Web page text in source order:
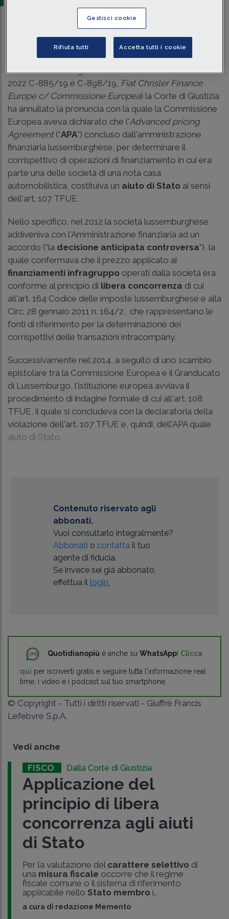
Ascolta la news
Tempo di lettura12 min.
A conclusione dei giudizi riuniti (C.Giust. UE 8 novembre
2022 C-885/19 e C-898/19, Fiat Chrisler Finance
Europe c/ Commissione Europea) la Corte di Giustizia
ha annullato la pronuncia con la quale la Commissione
Europea aveva dichiarato che l'Advanced pricing
Agreement (“APA”) concluso dall'amministrazione
finanziaria lussemburghese, per determinare il
corrispettivo di operazioni di finanziamento in cui era
parte una delle società di una nota casa
automobilistica, costituiva un aiuto di Stato ai sensi
dell'art. 107 TFUE.
Nello specifico, nel 2012 la società lussemburghese
addiveniva con l'Amministrazione finanziaria ad un
accordo (“la decisione anticipata controversa”), la
quale confermava che il prezzo applicato ai
finanziamenti infragruppo operati dalla società era
conforme al principio di libera concorrenza di cui
all'art. 164 Codice delle imposte lussemburghese e alla
Circ. 28 gennaio 2011 n. 164/2, che rappresentano le
fonti di riferimento per la determinazione dei
corrispettivi delle transazioni intracompany.
Successivamente nel 2014, a seguito di uno scambio
epistolare tra la Commissione Europea e il Granducato
di Lussemburgo, l'istituzione europea avviava il
procedimento di indagine formale di cui all'art. 108
TFUE, il quale si concludeva con la declaratoria della
violazione dell'art. 107 TFUE e, quindi, dell'APA quale
aiuto di Stato.
Contenuto riservato agli
abbonati.
Vuoi consultarlo integralmente?
Abbonati o contattail tuo
agente di fiducia.
Se invece sei già abbonato,
effettua il login.
Quotidianopiù è anche su WhatsApp! Clicca
qui per iscriverti gratis e seguire tutta l'informazione real
time, i video e i podcast sul tuo smartphone.
© Copyright - Tutti i diritti riservati - Giuffrè Francis
Lefebvre S.p.A.
Vedi anche
FISCO Dalla Corte di Giustizia
Applicazione del
principio di libera
concorrenza agli aiuti
di Stato
Per la valutazione del carattere selettivodi
una misura fiscale occorre che il regime
fiscale comune o il sistema di riferimento
applicabile nello Stato membroi..
a cura di redazione Memento
Gestisci cookie
Rifiuta tutti Accetta tutti i cookie